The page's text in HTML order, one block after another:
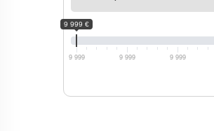
9 999 €
9 999 9 999 9 999